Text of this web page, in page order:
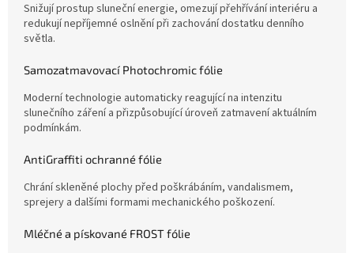
Snižují prostup sluneční energie, omezují přehřívání interiéru a
redukují nepříjemné oslnění při zachování dostatku denního
světla.
Samozatmavovací Photochromic fólie
Moderní technologie automaticky reagující na intenzitu
slunečního záření a přizpůsobující úroveň zatmavení aktuálním
podmínkám.
AntiGraffiti ochranné fólie
Chrání skleněné plochy před poškrábáním, vandalismem,
sprejery a dalšími formami mechanického poškození.
Mléčné a pískované FROST fólie